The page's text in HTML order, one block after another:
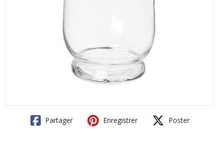
Partager Enregistrer Poster